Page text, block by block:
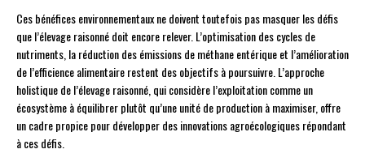
Ces bénéfices environnementaux ne doivent toutefois pas masquer les défis
que l’élevage raisonné doit encore relever. L’optimisation des cycles de
nutriments, la réduction des émissions de méthane entérique et l’amélioration
de l’efficience alimentaire restent des objectifs à poursuivre. L’approche
holistique de l’élevage raisonné, qui considère l’exploitation comme un
écosystème à équilibrer plutôt qu’une unité de production à maximiser, offre
un cadre propice pour développer des innovations agroécologiques répondant
à ces défis.